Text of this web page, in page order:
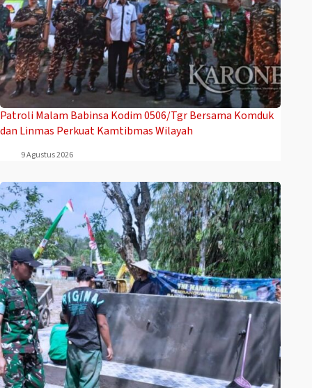
Patroli Malam Babinsa Kodim 0506/Tgr Bersama Komduk
dan Linmas Perkuat Kamtibmas Wilayah
9 Agustus 2026